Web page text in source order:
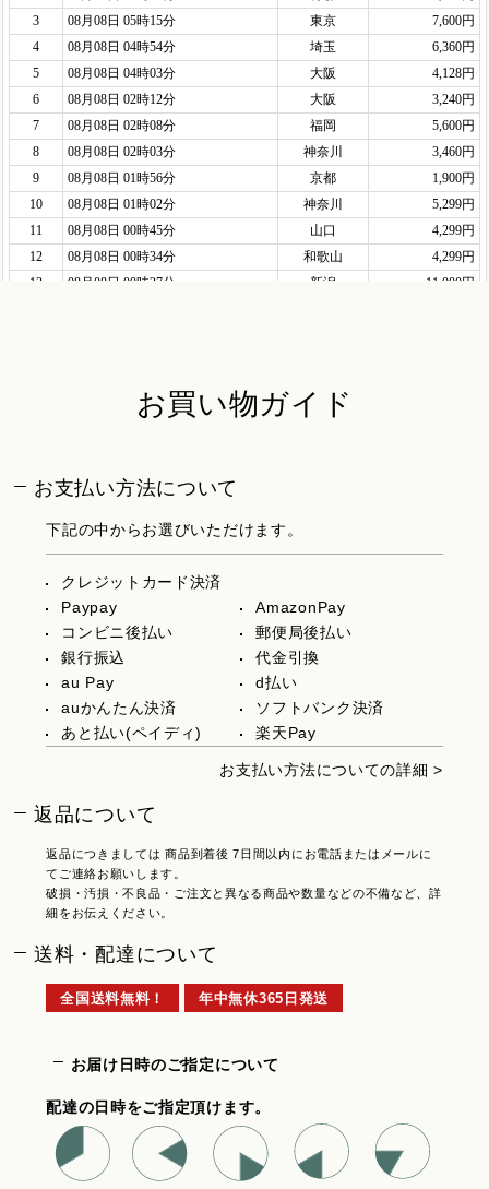
お買い物ガイド
お支払い方法について
下記の中からお選びいただけます。
クレジットカード決済
Paypay
AmazonPay
コンビニ後払い
郵便局後払い
銀行振込
代金引換
au Pay
d払い
auかんたん決済
ソフトバンク決済
あと払い(ペイディ)
楽天Pay
お支払い方法についての詳細 >
返品について
返品につきましては 商品到着後 7日間以内にお電話またはメールに
てご連絡お願いします。
破損・汚損・不良品・ご注文と異なる商品や数量などの不備など、詳
細をお伝えください。
送料・配達について
全国送料無料！ 年中無休365日発送
お届け日時のご指定について
配達の日時をご指定頂けます。